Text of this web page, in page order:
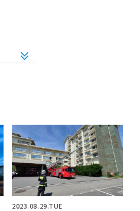
2023.08.29.TUE